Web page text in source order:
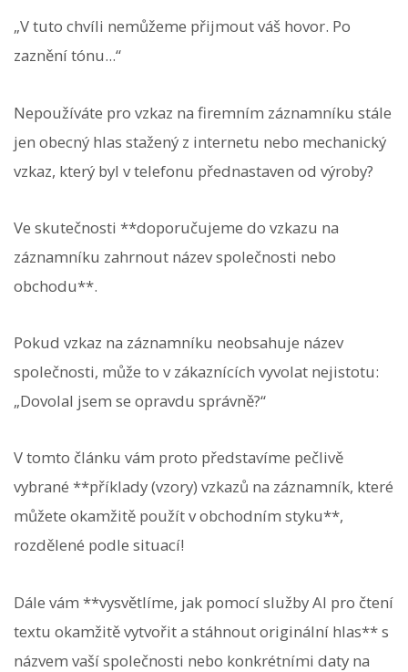
„V tuto chvíli nemůžeme přijmout váš hovor. Po
zaznění tónu...“
Nepoužíváte pro vzkaz na firemním záznamníku stále
jen obecný hlas stažený z internetu nebo mechanický
vzkaz, který byl v telefonu přednastaven od výroby?
Ve skutečnosti **doporučujeme do vzkazu na
záznamníku zahrnout název společnosti nebo
obchodu**.
Pokud vzkaz na záznamníku neobsahuje název
společnosti, může to v zákaznících vyvolat nejistotu:
„Dovolal jsem se opravdu správně?“
V tomto článku vám proto představíme pečlivě
vybrané **příklady (vzory) vzkazů na záznamník, které
můžete okamžitě použít v obchodním styku**,
rozdělené podle situací!
Dále vám **vysvětlíme, jak pomocí služby AI pro čtení
textu okamžitě vytvořit a stáhnout originální hlas** s
názvem vaší společnosti nebo konkrétními daty na